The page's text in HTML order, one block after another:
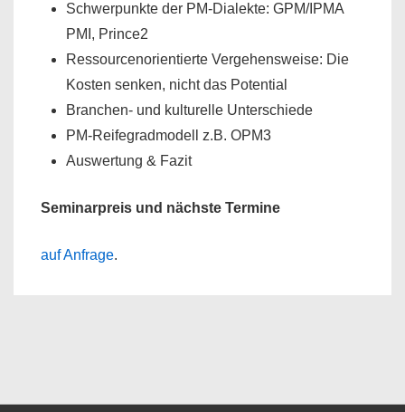
Schwerpunkte der PM-Dialekte: GPM/IPMA
PMI, Prince2
Ressourcenorientierte Vergehensweise: Die
Kosten senken, nicht das Potential
Branchen- und kulturelle Unterschiede
PM-Reifegradmodell z.B. OPM3
Auswertung & Fazit
Seminarpreis und nächste Termine
auf Anfrage.